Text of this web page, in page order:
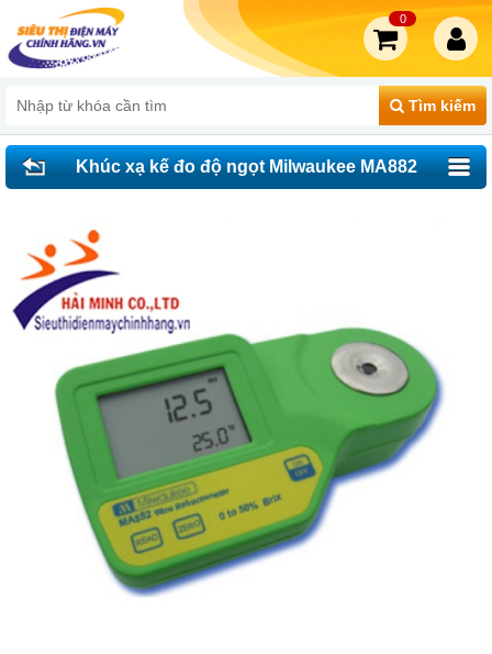
Tìm kiếm
0
Khúc xạ kế đo độ ngọt Milwaukee MA882